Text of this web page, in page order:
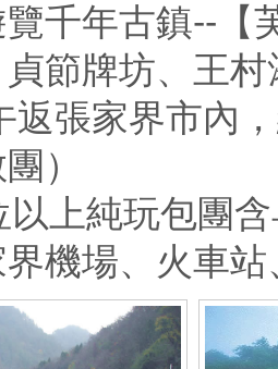
千年古鎮--【
節牌坊、王
返張家界市內
）
以上純玩包團
機場、火車